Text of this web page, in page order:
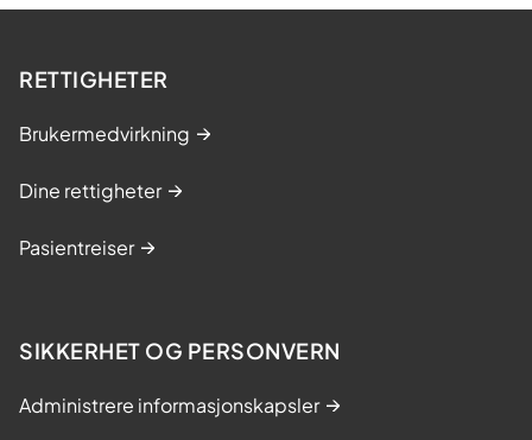
RETTIGHETER
Brukermedvirkning
Dine rettigheter
Pasientreiser
SIKKERHET OG PERSONVERN
Administrere informasjonskapsler